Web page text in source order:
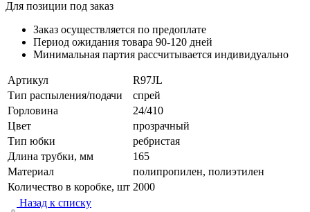
Для позиции под заказ
Заказ осуществляется по предоплате
Период ожидания товара 90-120 дней
Минимальная партия рассчитывается индивидуально
Артикул
R97JL
Тип распыления/подачи
спрей
Горловина
24/410
Цвет
прозрачный
Тип юбки
ребристая
Длина трубки, мм
165
Материал
полипропилен, полиэтилен
Количество в коробке, шт 2000
Назад к списку